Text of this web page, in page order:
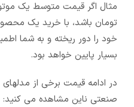
خود را دور ریخته و به شما
بسیار پایین خواهد بود.
در ادامه قیمت برخی از
صنعتی ناین مشاهده می کنید: